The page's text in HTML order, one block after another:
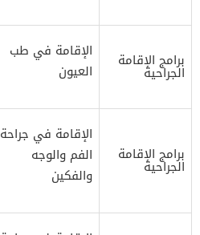
برامج الإقامة
الجراحية
الإقامة في طب
العيون
برامج الإقامة
الجراحية
الإقامة في جراحة
الفم والوجه
والفكين